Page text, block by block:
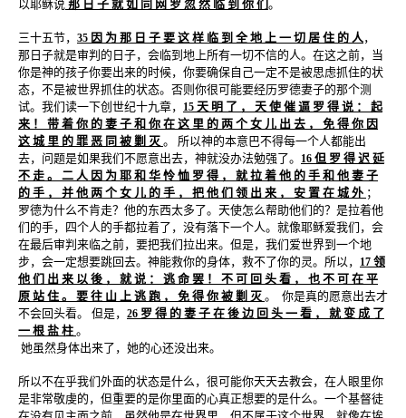
以耶稣说 那 日 子 就 如 同 网 罗 忽 然 临 到 你 们。
三十五节， 35 因 为 那 日 子 要 这 样 临 到 全 地 上 一 切 居 住 的 人，
那日子就是审判的日子，会临到地上所有一切不信的人。在这之前，当
你是神的孩子你要出来的时候，你要确保自己一定不是被思虑抓住的状
态，不是被世界抓住的状态。否则你很可能要经历罗德妻子的那个测
试。我们读一下创世纪十九章，
15 天 明 了 ， 天 使 催 逼 罗 得 说 ： 起
来 ！ 带 着 你 的 妻 子 和 你 在 这 里 的 两 个 女 儿 出 去 ， 免 得 你 因
这 城 里 的 罪 恶 同 被 剿 灭 。 所以神的本意巴不得每一个人都能出
去，问题是如果我们不愿意出去，神就没办法勉强了。
16 但 罗 得 迟 延
不 走 。 二 人 因 为 耶 和 华 怜 恤 罗 得 ， 就 拉 着 他 的 手 和 他 妻 子
的 手 ， 并 他 两 个 女 儿 的 手 ， 把 他 们 领 出 来 ， 安 置 在 城 外 ；
罗德为什么不肯走？他的东西太多了。天使怎么帮助他们的？是拉着他
们的手，四个人的手都拉着了，没有落下一个人。就像耶稣爱我们，会
在最后审判来临之前，要把我们拉出来。但是，我们爱世界到一个地
步，会一定想要跳回去。神能救你的身体，救不了你的灵。所以，
17 领
他 们 出 来 以 後 ， 就 说 ： 逃 命 罢 ！ 不 可 回 头 看 ， 也 不 可 在 平
原 站 住 。 要 往 山 上 逃 跑 ， 免 得 你 被 剿 灭 。
你是真的愿意出去才
不会回头看。 但是， 26 罗 得 的 妻 子 在 後 边 回 头 一 看 ， 就 变 成 了
一 根 盐 柱 。
她虽然身体出来了，她的心还没出来。
所以不在乎我们外面的状态是什么，很可能你天天去教会，在人眼里你
是非常敬虔的，但重要的是你里面的心真正想要的是什么。一个基督徒